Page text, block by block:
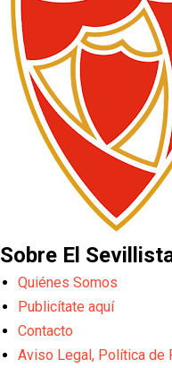
Sobre El
Quiénes Somos
Publicítate aquí
Contacto
Aviso Legal, Política de